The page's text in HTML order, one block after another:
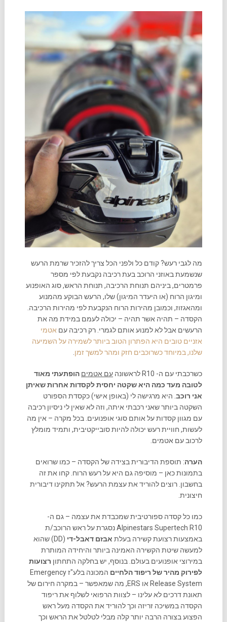
מה לגבי רעש? קודם כל ולפני הכל צריך להזכיר שרמת הרעש
שנשמעת באוזני הרוכב בעת רכיבה נקבעת לפי מספר
פרמטרים, ביניהם תנוחת הרכיבה, תנוחת הראש, סוג האופנוע
ומיגון הרוח (או היעדר המיגון) שלו, הרעש הבוקע מהמנוע
ומהאגזוז, וכמובן מהירות הרוח הנקבעת לפי מהירות הרכיבה.
הקסדה – תהיה אשר תהיה – יכולה לעמם במידת מה את
הרעשים אבל לא למנוע אותם לגמרי. רק רכיבה עם אטמי
אזניים טובים היא הפתרון הטוב ביותר לשמירה על השמיעה
שלנו, במיוחד כשרוכבים חזק ומהר למשך זמן.
כשרכבתי עם ה- R10 לראשונה עם אטמים הופתעתי מאוד
לטובה מעד כמה היא שקטה יחסית לקסדות אחרות שאיתן
אני רוכב. היא מרגישה לי (באופן אישי) כקסדת הספורט
השקטה ביותר שאני רכבתי איתה, וזה לא שאין לי ניסיון רכיבה
עם מגוון קסדות על אותם סוגי אופנועים. בכל מקרה – אין מה
לעשות, חוויית רעש יכולה להיות סובייקטיבית, ותמיד מומלץ
לרכוב עם אטמים.
הערה: תוספת הדיבורית בצידה של הקסדה – כמו שרואים
בתמונות כאן – מוסיפה גם היא על רעש הרוח. קחו את זה
בחשבון. רוצים להוריד את עצמת הרעש? אל תתקינו דיבורית
חיצונית.
כמו כל קסדה ספורטיבית שמכבדת את עצמה – גם ה-
Alpinestars Supertech R10 נסגרת על ראש הרוכב/ת
באמצעות רצועת קשירה בעלת אבזם דאבל-די
(DD) שהוא
למעשה שיטת הקשירה האמינה ביותר והיחידה המותרת
במירוצי אופנועים בעולם. בנוסף, יש בחלקה התחתון רצועות
לפירוק מהיר של ריפוד הלחיים
המכונה בלע"ז Emergency
Release System או ERS, מה שמאפשר – במקרה חירום של
תאונת דרכים לא עלינו – לצוות הרפואי לשלוף את ריפוד
הקסדה במשיכה זריזה וכך להוריד את הקסדה מעל ראש
הפצוע בצורה הרבה יותר קלה מבלי לטלטל את הראש וכך